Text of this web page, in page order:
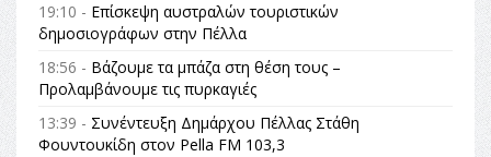
19:10 - Επίσκεψη αυστραλών τουριστικών
δημοσιογράφων στην Πέλλα
18:56 - Βάζουμε τα μπάζα στη θέση τους –
Προλαμβάνουμε τις πυρκαγιές
13:39 - Συνέντευξη Δημάρχου Πέλλας Στάθη
Φουντουκίδη στον Pella FM 103,3